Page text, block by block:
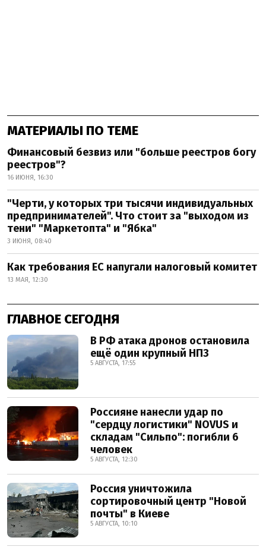
МАТЕРИАЛЫ ПО ТЕМЕ
Финансовый безвиз или "больше реестров богу
реестров"?
16 ИЮНЯ, 16:30
"Черти, у которых три тысячи индивидуальных
предпринимателей". Что стоит за "выходом из
тени" "Маркетопта" и "Ябка"
3 ИЮНЯ, 08:40
Как требования ЕС напугали налоговый комитет
13 МАЯ, 12:30
ГЛАВНОЕ СЕГОДНЯ
В РФ атака дронов остановила
ещё один крупный НПЗ
5 АВГУСТА, 17:55
Россияне нанесли удар по
"сердцу логистики" NOVUS и
складам "Сильпо": погибли 6
человек
5 АВГУСТА, 12:30
Россия уничтожила
сортировочный центр "Новой
почты" в Киеве
5 АВГУСТА, 10:10